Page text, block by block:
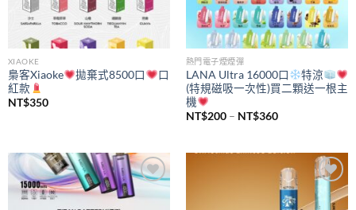
XIAOKE
梟客Xiaoke 拋棄式8500口
口
紅款
NT$350
熱門電子煙煙彈
LANA Ultra 16000口
特涼
(特規磁吸一次性)買二顆送一根主
機
NT$200 – NT$360價
NT$200
到
NT$360
Add to
Add to
wishlist